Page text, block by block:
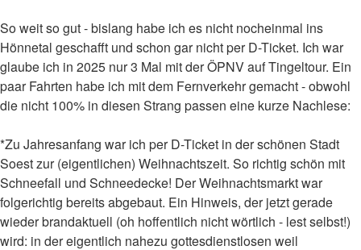
So weit so gut - bislang habe ich es nicht nocheinmal ins
Hönnetal geschafft und schon gar nicht per D-Ticket. Ich war
glaube ich in 2025 nur 3 Mal mit der ÖPNV auf Tingeltour. Ein
paar Fahrten habe ich mit dem Fernverkehr gemacht - obwohl
die nicht 100% in diesen Strang passen eine kurze Nachlese:
*Zu Jahresanfang war ich per D-Ticket in der schönen Stadt
Soest zur (eigentlichen) Weihnachtszeit. So richtig schön mit
Schneefall und Schneedecke! Der Weihnachtsmarkt war
folgerichtig bereits abgebaut. Ein Hinweis, der jetzt gerade
wieder brandaktuell (oh hoffentlich nicht wörtlich - lest selbst!)
wird: in der eigentlich nahezu gottesdienstlosen weil